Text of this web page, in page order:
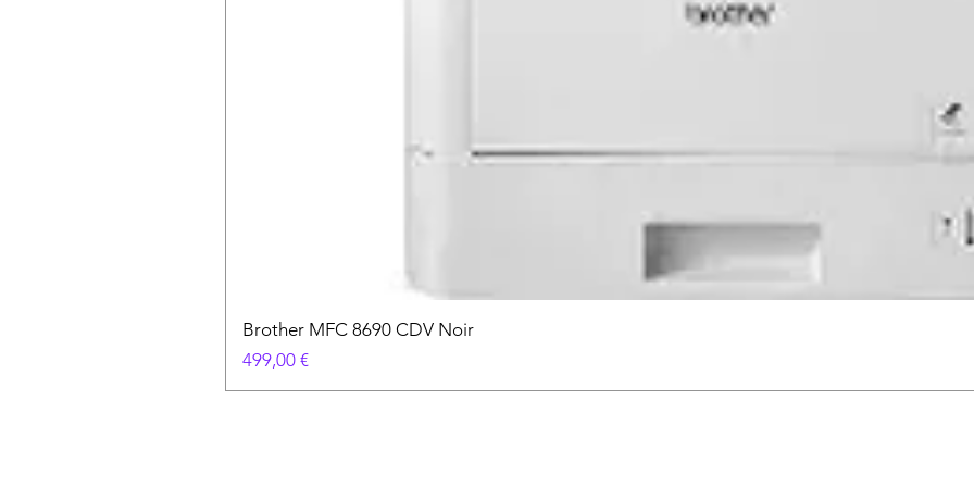
Brother MFC 8690 CDV Noir
Prix
499,00 €